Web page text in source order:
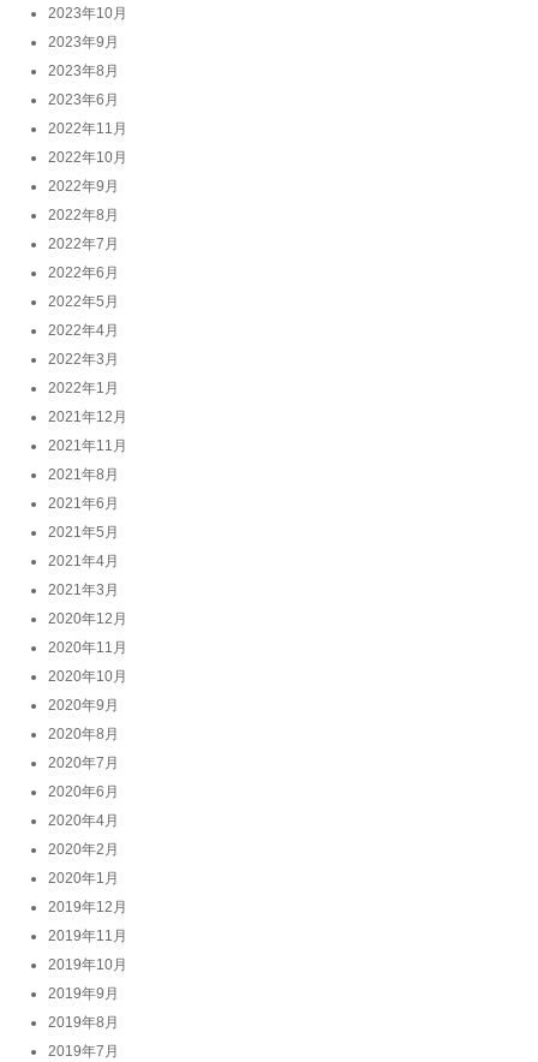
2023年10月
2023年9月
2023年8月
2023年6月
2022年11月
2022年10月
2022年9月
2022年8月
2022年7月
2022年6月
2022年5月
2022年4月
2022年3月
2022年1月
2021年12月
2021年11月
2021年8月
2021年6月
2021年5月
2021年4月
2021年3月
2020年12月
2020年11月
2020年10月
2020年9月
2020年8月
2020年7月
2020年6月
2020年4月
2020年2月
2020年1月
2019年12月
2019年11月
2019年10月
2019年9月
2019年8月
2019年7月